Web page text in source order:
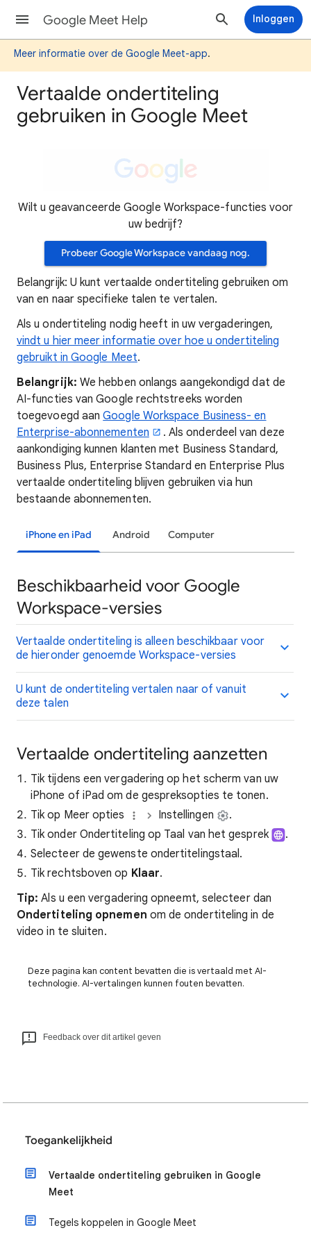
Google Meet Help Inloggen
Meer informatie over de Google Meet-app.
Vertaalde ondertiteling
gebruiken in Google Meet
Wilt u geavanceerde Google Workspace-functies voor
uw bedrijf?
Probeer Google Workspace vandaag nog.
Belangrijk: U kunt vertaalde ondertiteling gebruiken om
van en naar specifieke talen te vertalen.
Als u ondertiteling nodig heeft in uw vergaderingen,
vindt u hier meer informatie over hoe u ondertiteling
gebruikt in Google Meet.
Belangrijk: We hebben onlangs aangekondigd dat de
AI-functies van Google rechtstreeks worden
toegevoegd aanGoogle Workspace Business- en
Enterprise-abonnementen
. Als onderdeel van deze
aankondiging kunnen klanten met Business Standard,
Business Plus, Enterprise Standard en Enterprise Plus
vertaalde ondertiteling blijven gebruiken via hun
bestaande abonnementen.
iPhone en iPad Android Computer
Beschikbaarheid voor Google
Workspace-versies
Vertaalde ondertiteling is alleen beschikbaar voor
de hieronder genoemde Workspace-versies
U kunt de ondertiteling vertalen naar of vanuit
deze talen
Vertaalde ondertiteling aanzetten
Tik tijdens een vergadering op het scherm van uw
iPhone of iPad om de gespreksopties te tonen.
Tik op Meer opties
Instellingen
.
Tik onder Ondertiteling op Taal van het gesprek
.
Selecteer de gewenste ondertitelingstaal.
Tik rechtsboven op Klaar.
Tip: Als u een vergadering opneemt, selecteer dan
Ondertiteling opnemen om de ondertiteling in de
video in te sluiten.
Deze pagina kan content bevatten die is vertaald met AI-
technologie. AI-vertalingen kunnen fouten bevatten.
Feedback over dit artikel geven
Toegankelijkheid
Vertaalde ondertiteling gebruiken in Google
Meet
Tegels koppelen in Google Meet